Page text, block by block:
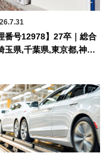
番号12978】27卒｜総合
玉県,千葉県,東京都,神…